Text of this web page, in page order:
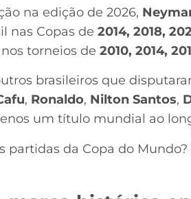
na edição de 2026,
nas Copas de 2014, 2018,
torneios de 2010, 2014,
brasileiros que
, Ronaldo, Nilton Santos,
um título mundial ao
partidas da Copa do Mundo?